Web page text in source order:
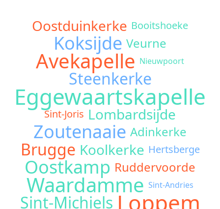
Oostduinkerke Booitshoeke
Koksijde Veurne
Avekapelle Nieuwpoort
Steenkerke
Eggewaartskapelle
Sint-Joris Lombardsijde
Zoutenaaie Adinkerke
Brugge Koolkerke Hertsberge
Oostkamp Ruddervoorde
Waardamme Sint-Andries
Sint-MichielsLoppem